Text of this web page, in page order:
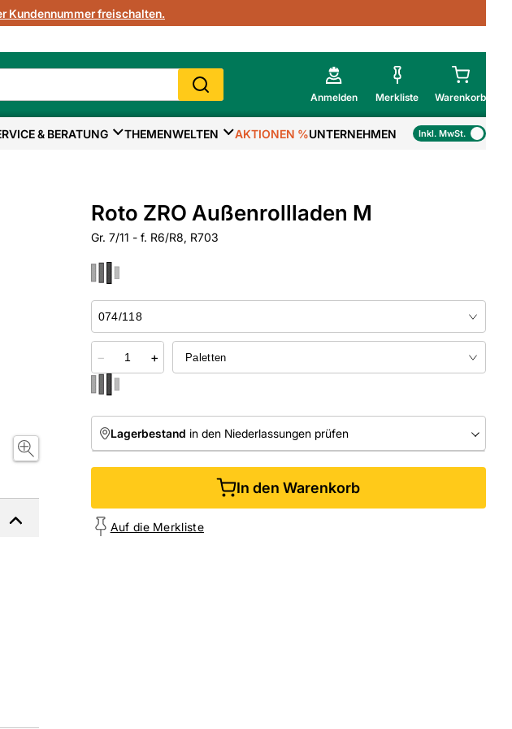
Kundennummer freischalten.
Anmelden Merkliste Warenkorb
Mein Warenkorb
& BERATUNG THEMENWELTEN AKTIONEN %UNTERNEHMEN Inkl. MwSt.
Roto ZRO Außenrollladen M
Gr. 7/11 - f. R6/R8, R703
− +
Lagerbestand in den Niederlassungen prüfen
NIEDERLASSUNGEN
In den Warenkorb
Auf die Merkliste